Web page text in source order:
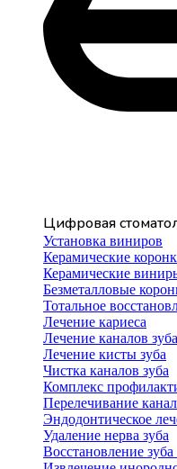
Цифровая
Установка виниров
Керамические
Керамические
Безметалловые
Тотальное
Лечение кариеса
Лечение каналов зуба
Лечение кисты зуба
Чистка каналов зуба
Комплекс
Перелечивание
Эндодонтическое
Удаление нерва зуба
Восстановление